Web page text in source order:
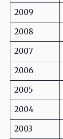
2009
2008
2007
2006
2005
2004
2003